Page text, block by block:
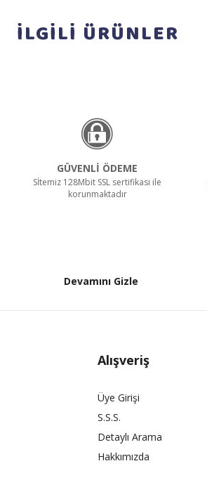
İLGİLİ ÜRÜNLER
GÜVENLİ ÖDEME
Sİtemiz 128Mbit SSL sertifikası ile
korunmaktadır
Devamını Gizle
Alışveriş
Üye Girişi
S.S.S.
Detaylı Arama
Hakkımızda